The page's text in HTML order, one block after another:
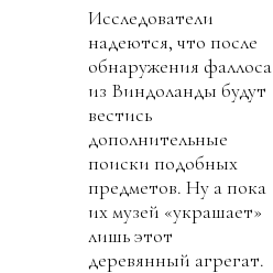
Исследователи
надеются, что после
обнаружения фаллоса
из Виндоланды будут
вестись
дополнительные
поиски подобных
предметов. Ну а пока
их музей «украшает»
лишь этот
деревянный агрегат.